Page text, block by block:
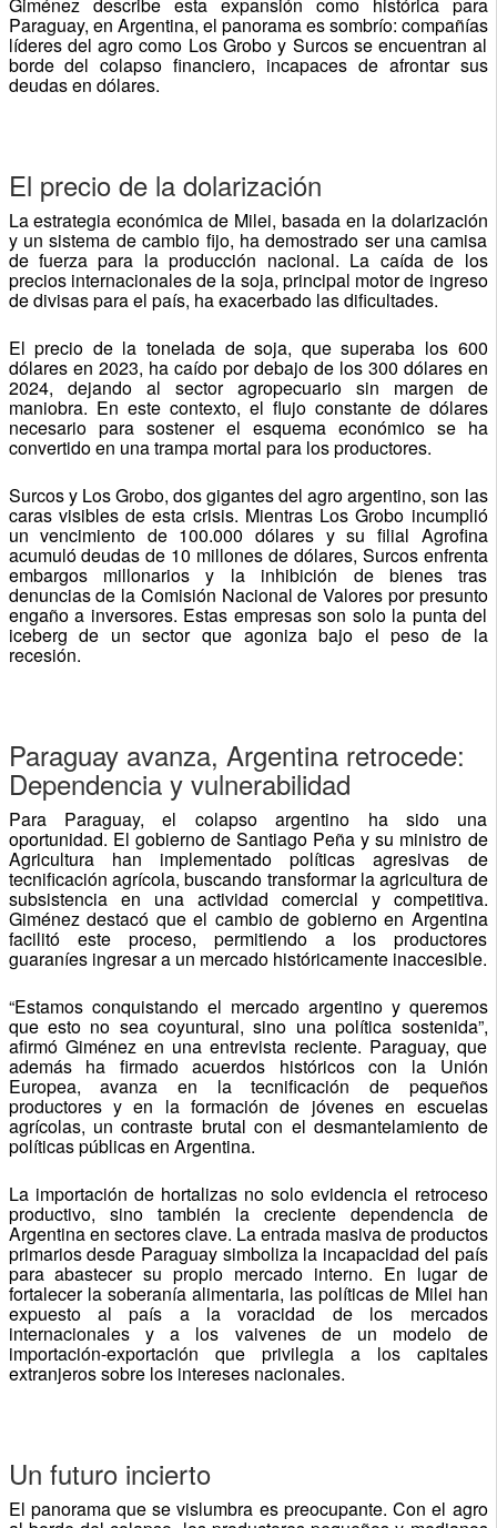
Paraguay, en Argentina, el panorama es sombrío: compañías
líderes del agro como Los Grobo y Surcos se encuentran al
borde del colapso financiero, incapaces de afrontar sus
deudas en dólares.
El precio de la dolarización
La estrategia económica de Milei, basada en la dolarización
y un sistema de cambio fijo, ha demostrado ser una camisa
de fuerza para la producción nacional. La caída de los
precios internacionales de la soja, principal motor de ingreso
de divisas para el país, ha exacerbado las dificultades.
El precio de la tonelada de soja, que superaba los 600
dólares en 2023, ha caído por debajo de los 300 dólares en
2024, dejando al sector agropecuario sin margen de
maniobra. En este contexto, el flujo constante de dólares
necesario para sostener el esquema económico se ha
convertido en una trampa mortal para los productores.
Surcos y Los Grobo, dos gigantes del agro argentino, son las
caras visibles de esta crisis. Mientras Los Grobo incumplió
un vencimiento de 100.000 dólares y su filial Agrofina
acumuló deudas de 10 millones de dólares, Surcos enfrenta
embargos millonarios y la inhibición de bienes tras
denuncias de la Comisión Nacional de Valores por presunto
engaño a inversores. Estas empresas son solo la punta del
iceberg de un sector que agoniza bajo el peso de la
recesión.
Paraguay avanza, Argentina retrocede:
Dependencia y vulnerabilidad
Para Paraguay, el colapso argentino ha sido una
oportunidad. El gobierno de Santiago Peña y su ministro de
Agricultura han implementado políticas agresivas de
tecnificación agrícola, buscando transformar la agricultura de
subsistencia en una actividad comercial y competitiva.
Giménez destacó que el cambio de gobierno en Argentina
facilitó este proceso, permitiendo a los productores
guaraníes ingresar a un mercado históricamente inaccesible.
“Estamos conquistando el mercado argentino y queremos
que esto no sea coyuntural, sino una política sostenida”,
afirmó Giménez en una entrevista reciente. Paraguay, que
además ha firmado acuerdos históricos con la Unión
Europea, avanza en la tecnificación de pequeños
productores y en la formación de jóvenes en escuelas
agrícolas, un contraste brutal con el desmantelamiento de
políticas públicas en Argentina.
La importación de hortalizas no solo evidencia el retroceso
productivo, sino también la creciente dependencia de
Argentina en sectores clave. La entrada masiva de productos
primarios desde Paraguay simboliza la incapacidad del país
para abastecer su propio mercado interno. En lugar de
fortalecer la soberanía alimentaria, las políticas de Milei han
expuesto al país a la voracidad de los mercados
internacionales y a los vaivenes de un modelo de
importación-exportación que privilegia a los capitales
extranjeros sobre los intereses nacionales.
Un futuro incierto
El panorama que se vislumbra es preocupante. Con el agro